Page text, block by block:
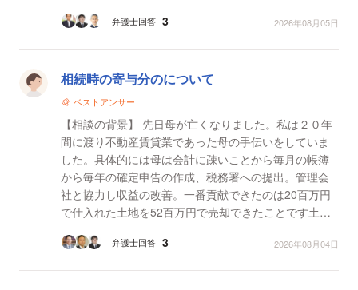
ました。...弁護士回答 3 2026年08月05日
相続時の寄与分のについて
ベストアンサー
【相談の背景】 先日母が亡くなりました。私は２０年
間に渡り不動産賃貸業であった母の手伝いをしていま
した。具体的には母は会計に疎いことから毎月の帳簿
から毎年の確定申告の作成、税務署への提出。管理会
社と協力し収益の改善。一番貢献できたのは20百万円
で仕入れた土地を52百万円で売却できたことです土地
取引しま...弁護士回答 3 2026年08月04日